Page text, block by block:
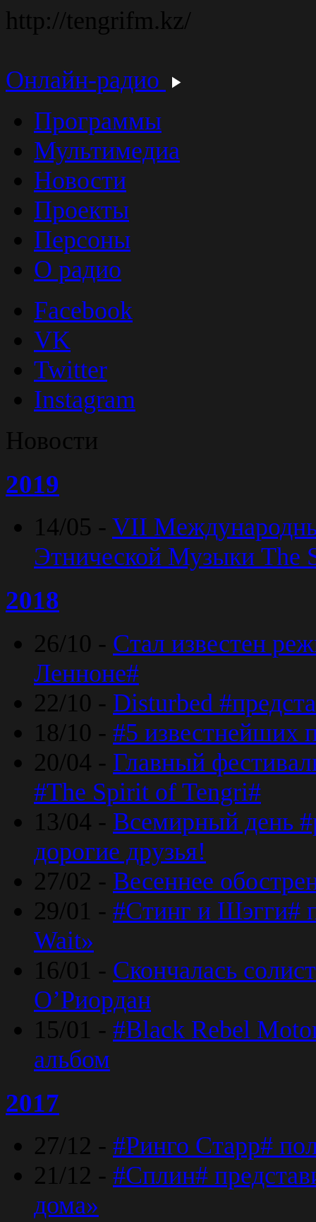
http://tengrifm.kz/
Онлайн-радио
Программы
Мультимедиа
Новости
Проекты
Персоны
О радио
Facebook
VK
Twitter
Instagram
Новости
2019
14/05 - VII
Этнической Музыки The
2018
26/10 - Стал известен
Ленноне#
22/10 - Disturbed
18/10 - #5 известнейших
20/04 - Главный
#The Spirit of Tengri#
13/04 - Всемирный день
дорогие друзья!
27/02 - Весеннее
29/01 - #Стинг и Шэгги#
Wait»
16/01 - Скончалась
O’Риордан
15/01 - #Black Rebel
альбом
2017
27/12 - #Ринго Старр#
21/12 - #Сплин#
дома»